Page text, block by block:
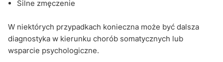
Silne zmęczenie
W niektórych przypadkach konieczna może być dalsza
diagnostyka w kierunku chorób somatycznych lub
wsparcie psychologiczne.